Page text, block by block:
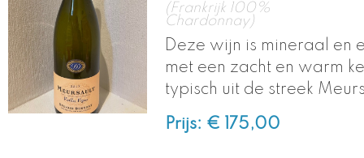
(Frankrijk 100%
Chardonnay)
Deze wijn is mineraal en
met een zacht en warm
typisch uit de streek
Prijs: € 175,00